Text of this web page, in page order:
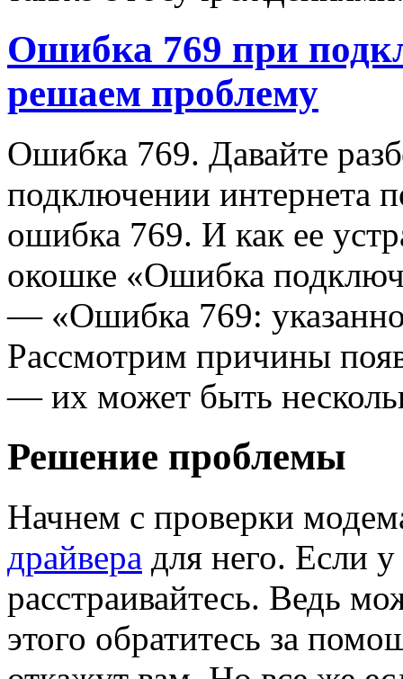
Ошибка 769 при
решаем проблему
Ошибка 769. Давайте
подключении интернета
ошибка 769. И как ее
окошке «Ошибка
— «Ошибка 769:
Рассмотрим причины
— их может быть
Решение проблемы
Начнем с проверки
драйвера для него. Если
расстраивайтесь. Ведь
этого обратитесь за